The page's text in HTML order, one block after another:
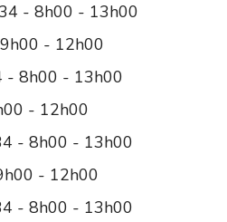
- 8h00 - 13h00
- 12h00
- 8h00 - 13h00
- 12h00
- 8h00 - 13h00
- 12h00
- 8h00 - 13h00